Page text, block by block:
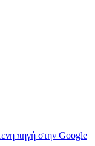
πηγή στην Google